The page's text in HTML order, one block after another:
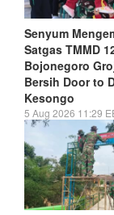
Senyum
Satgas TMMD
Bojonegoro
Bersih Door to
Kesongo
5 Aug 2026 11:29